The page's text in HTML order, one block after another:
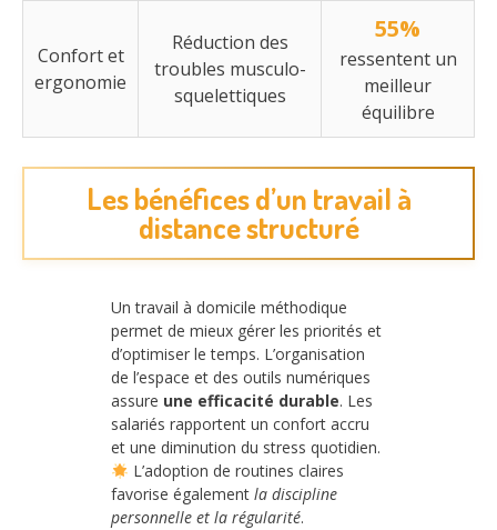
Confort et
ergonomie
Réduction des
troubles musculo-
squelettiques
55%
ressentent un
meilleur
équilibre
Les bénéfices d’un travail à
distance structuré
Un travail à domicile méthodique
permet de mieux gérer les priorités et
d’optimiser le temps. L’organisation
de l’espace et des outils numériques
assure une efficacité durable. Les
salariés rapportent un confort accru
et une diminution du stress quotidien.
L’adoption de routines claires
favorise également la discipline
personnelle et la régularité.